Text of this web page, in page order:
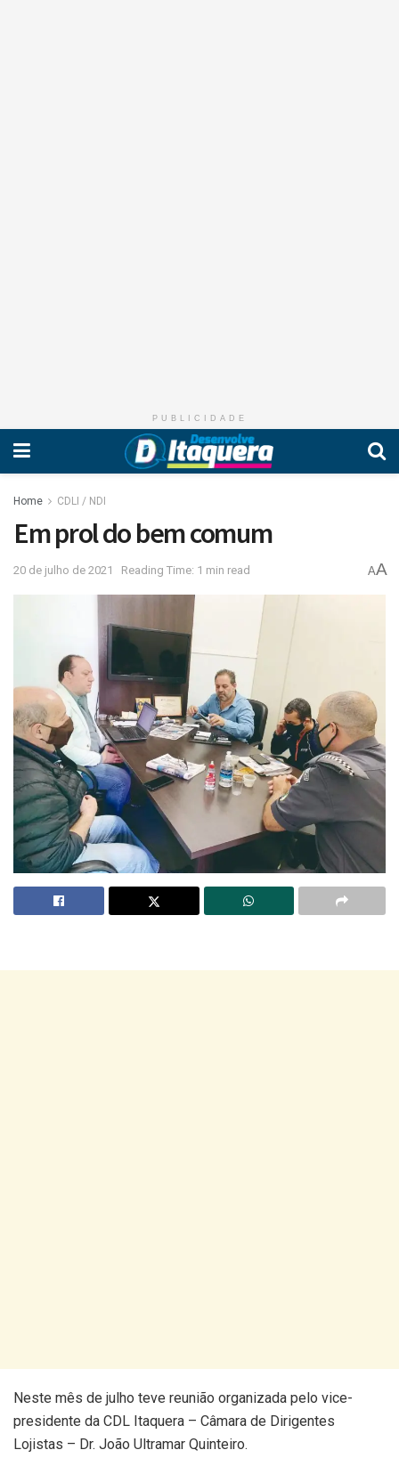
PUBLICIDADE
Home CDLI / NDI
Em prol do bem comum
20 de julho de 2021 Reading Time: 1 min read AA
Neste mês de julho teve reunião organizada pelo vice-
presidente da CDL Itaquera – Câmara de Dirigentes
Lojistas – Dr. João Ultramar Quinteiro.